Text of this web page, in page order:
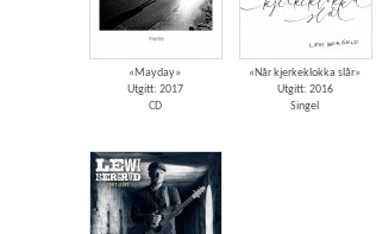
«Mayday»
Utgitt: 2017
CD
«Når kjerkeklokka slår»
Utgitt: 2016
Singel